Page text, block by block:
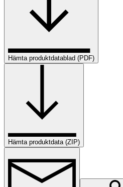
Hämta produktdatablad (PDF)
Hämta produktdata (ZIP)